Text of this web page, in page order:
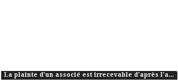
La plainte d'un associé est irrecevable d'après l'article 2 du CPP français et l'article 6 du CPP malgache